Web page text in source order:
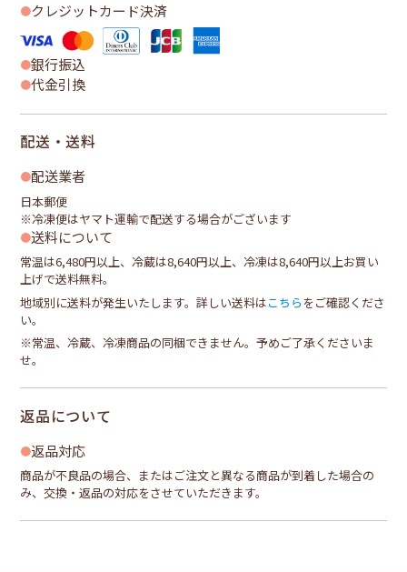
クレジットカード決済
銀行振込
代金引換
配送・送料
配送業者
日本郵便
※冷凍便はヤマト運輸で配送する場合がございます
送料について
常温は6,480円以上、冷蔵は8,640円以上、冷凍は8,640円以上お買い
上げで送料無料。
地域別に送料が発生いたします。詳しい送料はこちら をご確認くださ
い。
※常温、冷蔵、冷凍商品の同梱できません。予めご了承くださいま
せ。
返品について
返品対応
商品が不良品の場合、またはご注文と異なる商品が到着した場合の
み、交換・返品の対応をさせていただきます。